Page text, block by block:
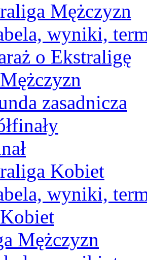
Mężczyzn
wyniki,
o Ekstraligę
zasadnicza
Kobiet
wyniki,
Mężczyzn